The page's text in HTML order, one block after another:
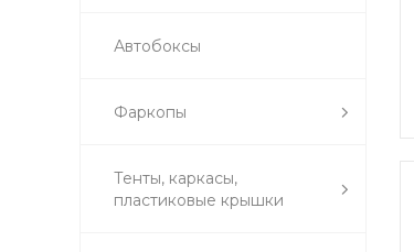
Автобоксы
Фаркопы
Тенты, каркасы,
пластиковые крышки